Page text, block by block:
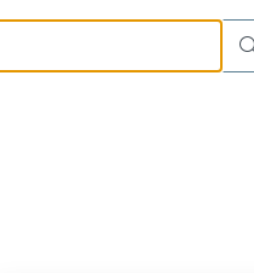
Angle Board or Cable